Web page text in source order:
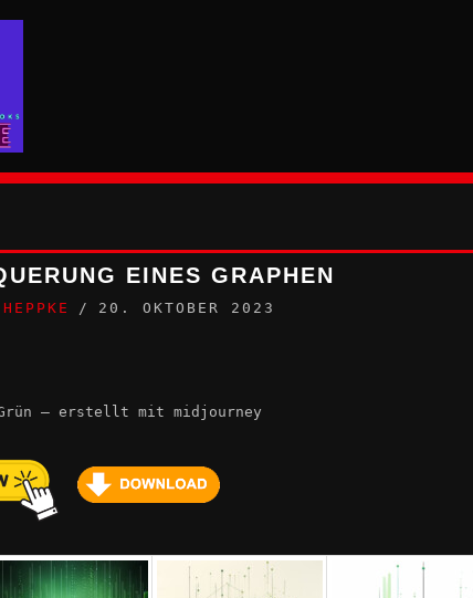
EINES GRAPHEN
20. OKTOBER 2023
– erstellt mit midjourney